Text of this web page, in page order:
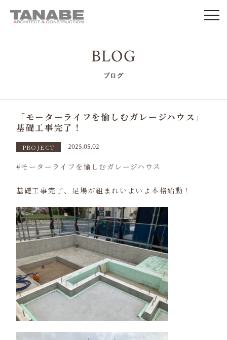
BLOG
ブログ
「モーターライフを愉しむガレージハウス」
基礎工事完了！
PROJECT 2025.05.02
モーターライフを愉しむガレージハウス
基礎工事完了、足場が組まれいよいよ本格始動！